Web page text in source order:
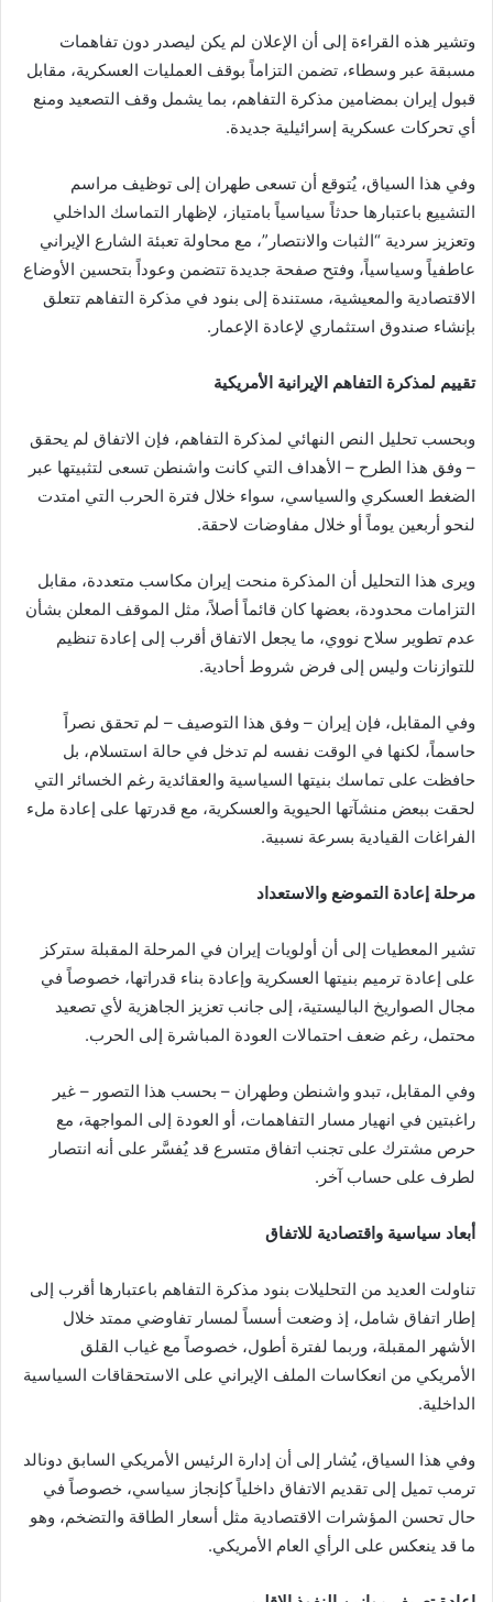
وتشير هذه القراءة إلى أن الإعلان لم يكن ليصدر دون تفاهمات
مسبقة عبر وسطاء، تضمن التزاماً بوقف العمليات العسكرية، مقابل
قبول إيران بمضامين مذكرة التفاهم، بما يشمل وقف التصعيد ومنع
أي تحركات عسكرية إسرائيلية جديدة.
وفي هذا السياق، يُتوقع أن تسعى طهران إلى توظيف مراسم
التشييع باعتبارها حدثاً سياسياً بامتياز، لإظهار التماسك الداخلي
وتعزيز سردية “الثبات والانتصار”، مع محاولة تعبئة الشارع الإيراني
عاطفياً وسياسياً، وفتح صفحة جديدة تتضمن وعوداً بتحسين الأوضاع
الاقتصادية والمعيشية، مستندة إلى بنود في مذكرة التفاهم تتعلق
بإنشاء صندوق استثماري لإعادة الإعمار.
تقييم لمذكرة التفاهم الإيرانية الأمريكية
وبحسب تحليل النص النهائي لمذكرة التفاهم، فإن الاتفاق لم يحقق
– وفق هذا الطرح – الأهداف التي كانت واشنطن تسعى لتثبيتها عبر
الضغط العسكري والسياسي، سواء خلال فترة الحرب التي امتدت
لنحو أربعين يوماً أو خلال مفاوضات لاحقة.
ويرى هذا التحليل أن المذكرة منحت إيران مكاسب متعددة، مقابل
التزامات محدودة، بعضها كان قائماً أصلاً، مثل الموقف المعلن بشأن
عدم تطوير سلاح نووي، ما يجعل الاتفاق أقرب إلى إعادة تنظيم
للتوازنات وليس إلى فرض شروط أحادية.
وفي المقابل، فإن إيران – وفق هذا التوصيف – لم تحقق نصراً
حاسماً، لكنها في الوقت نفسه لم تدخل في حالة استسلام، بل
حافظت على تماسك بنيتها السياسية والعقائدية رغم الخسائر التي
لحقت ببعض منشآتها الحيوية والعسكرية، مع قدرتها على إعادة ملء
الفراغات القيادية بسرعة نسبية.
مرحلة إعادة التموضع والاستعداد
تشير المعطيات إلى أن أولويات إيران في المرحلة المقبلة ستركز
على إعادة ترميم بنيتها العسكرية وإعادة بناء قدراتها، خصوصاً في
مجال الصواريخ الباليستية، إلى جانب تعزيز الجاهزية لأي تصعيد
محتمل، رغم ضعف احتمالات العودة المباشرة إلى الحرب.
وفي المقابل، تبدو واشنطن وطهران – بحسب هذا التصور – غير
راغبتين في انهيار مسار التفاهمات، أو العودة إلى المواجهة، مع
حرص مشترك على تجنب اتفاق متسرع قد يُفسَّر على أنه انتصار
لطرف على حساب آخر.
أبعاد سياسية واقتصادية للاتفاق
تناولت العديد من التحليلات بنود مذكرة التفاهم باعتبارها أقرب إلى
إطار اتفاق شامل، إذ وضعت أسساً لمسار تفاوضي ممتد خلال
الأشهر المقبلة، وربما لفترة أطول، خصوصاً مع غياب القلق
الأمريكي من انعكاسات الملف الإيراني على الاستحقاقات السياسية
الداخلية.
وفي هذا السياق، يُشار إلى أن إدارة الرئيس الأمريكي السابق دونالد
ترمب تميل إلى تقديم الاتفاق داخلياً كإنجاز سياسي، خصوصاً في
حال تحسن المؤشرات الاقتصادية مثل أسعار الطاقة والتضخم، وهو
ما قد ينعكس على الرأي العام الأمريكي.